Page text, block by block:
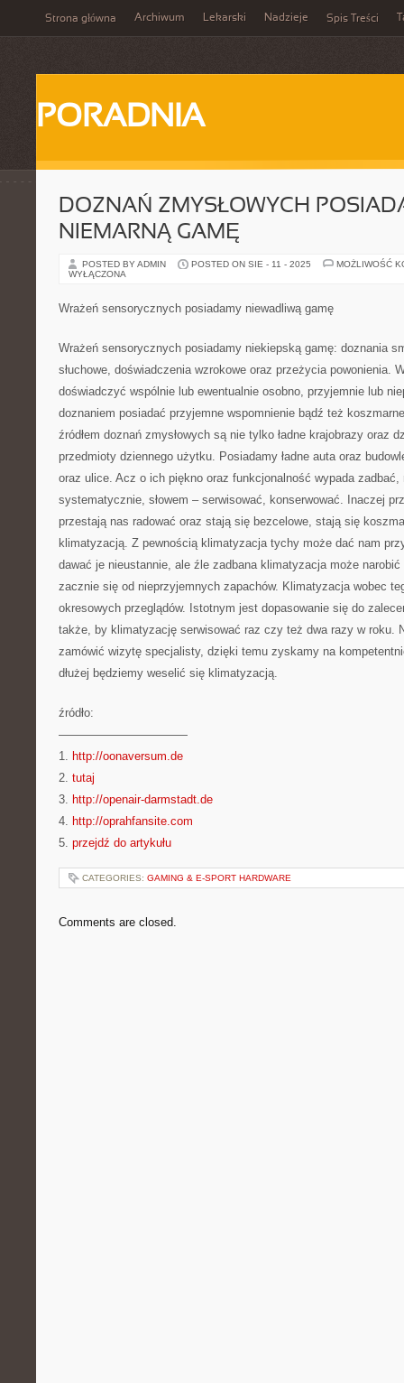
Strona główna Archiwum Lekarski Nadzieje Spis Treści
PORADNIA
DOZNAŃ ZMYSŁOWYCH
NIEMARNĄ GAMĘ
POSTED BY ADMIN POSTED ON SIE - 11 - 2025
MOŻLIWOŚĆ
WYŁĄCZONA
Wrażeń sensorycznych posiadamy niewadliwą gamę
Wrażeń sensorycznych posiadamy niekiepską gamę: doznania
słuchowe, doświadczenia wzrokowe oraz przeżycia powonienia.
doświadczyć wspólnie lub ewentualnie osobno, przyjemnie lub
doznaniem posiadać przyjemne wspomnienie bądź też
źródłem doznań zmysłowych są nie tylko ładne krajobrazy oraz
przedmioty dziennego użytku. Posiadamy ładne auta oraz
oraz ulice. Acz o ich piękno oraz funkcjonalność wypada zadbać,
systematycznie, słowem – serwisować, konserwować. Inaczej
przestają nas radować oraz stają się bezcelowe, stają się
klimatyzacją. Z pewnością klimatyzacja tychy może dać nam
dawać je nieustannie, ale źle zadbana klimatyzacja może narobić
zacznie się od nieprzyjemnych zapachów. Klimatyzacja wobec
okresowych przeglądów. Istotnym jest dopasowanie się do
także, by klimatyzację serwisować raz czy też dwa razy w roku.
zamówić wizytę specjalisty, dzięki temu zyskamy na
dłużej będziemy weselić się klimatyzacją.
źródło:
———————————
1. http://oonaversum.de
2. tutaj
3. http://openair-darmstadt.de
4. http://oprahfansite.com
5. przejdź do artykułu
CATEGORIES: GAMING & E-SPORT HARDWARE
Comments are closed.